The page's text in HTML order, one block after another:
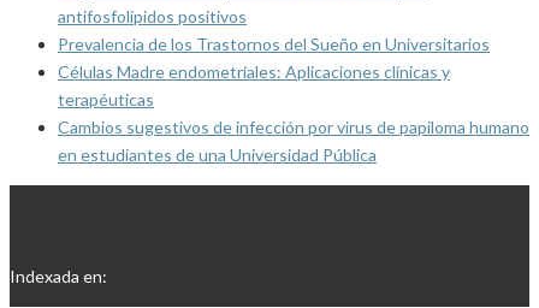
antifosfolípidos positivos
Prevalencia de los Trastornos del Sueño en Universitarios
Células Madre endometriales: Aplicaciones clínicas y
terapéuticas
Cambios sugestivos de infección por virus de papiloma humano
en estudiantes de una Universidad Pública
Indexada en: